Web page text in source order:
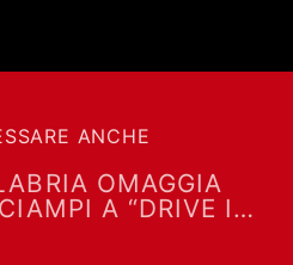
ANCHE
OMAGGIA
A “DRIVE IN